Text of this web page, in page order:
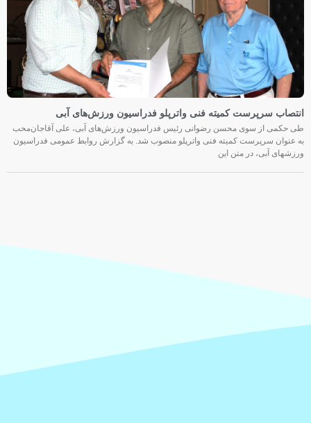
انتصاب سرپرست کمیته فنی واترپلو فدراسیون ورزش‌های آبی
طی حکمی از سوی محسن رضوانی رئیس فدراسیون ورزش‌های آبی، علی آقاجان‌محب
به عنوان سرپرست کمیته فنی واترپلو منصوب شد. به گزارش روابط عمومی فدراسیون
ورزشهای آبی، در متن این